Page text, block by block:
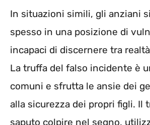
In situazioni simili, gli anziani
spesso in una posizione di
incapaci di discernere tra
La truffa del falso incidente è
comuni e sfrutta le ansie dei
alla sicurezza dei propri figli. Il
saputo colpire nel segno,